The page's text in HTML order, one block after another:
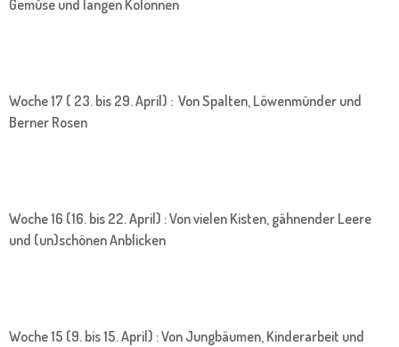
Gemüse und langen Kolonnen
Woche 17 ( 23. bis 29. April) : Von Spalten, Löwenmünder und
Berner Rosen
Woche 16 (16. bis 22. April) : Von vielen Kisten, gähnender Leere
und (un)schönen Anblicken
Woche 15 (9. bis 15. April) : Von Jungbäumen, Kinderarbeit und